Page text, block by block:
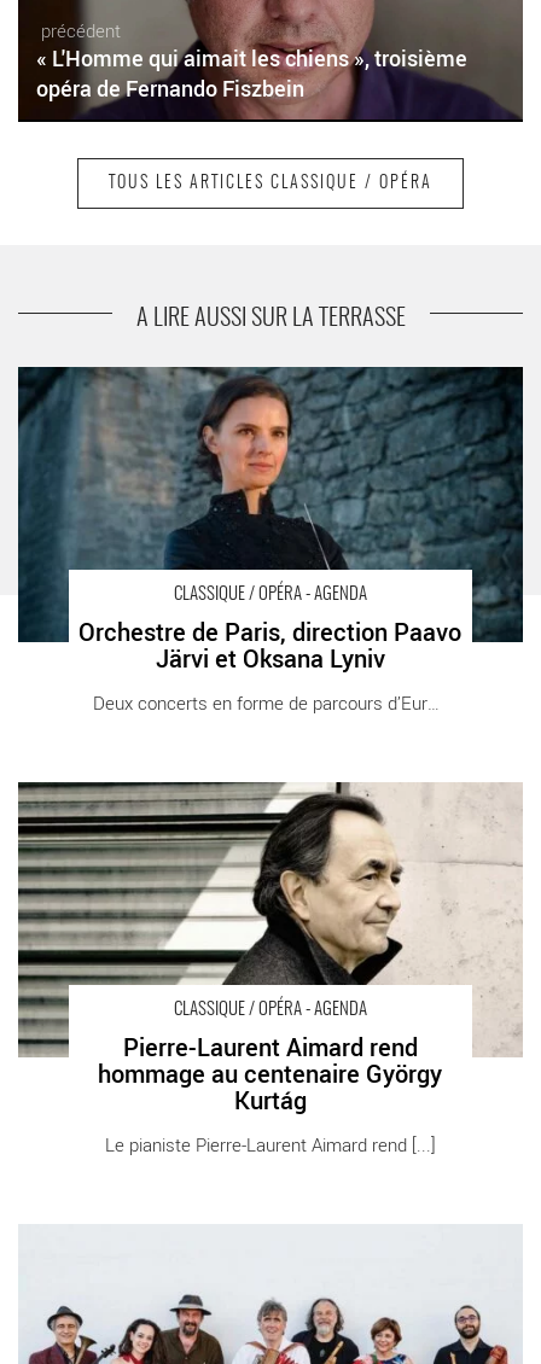
précédent
« L'Homme qui aimait les chiens », troisième
opéra de Fernando Fiszbein
musique de John Cage
TOUS LES ARTICLES CLASSIQUE / OPÉRA
A LIRE AUSSI SUR LA TERRASSE
CLASSIQUE / OPÉRA - AGENDA
Orchestre de Paris, direction Paavo
Järvi et Oksana Lyniv
Deux concerts en forme de parcours d’Europe, [...]
Orchestre de Paris, direction Paavo Järvi et Oksana Lyniv -
Critique sortie Classique / Opéra Paris Philharmonie
CLASSIQUE / OPÉRA - AGENDA
Pierre-Laurent Aimard rend
hommage au centenaire György
Kurtág
Le pianiste Pierre-Laurent Aimard rend [...]
Pierre-Laurent Aimard rend hommage au centenaire György
Kurtág - Critique sortie Classique / Opéra Paris